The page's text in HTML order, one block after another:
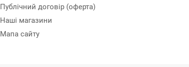
Публічний договір (оферта)
Наші магазини
Мапа сайту